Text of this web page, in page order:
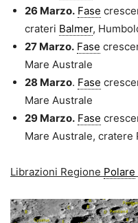
26 Marzo. Fase
crateri Balmer,
27 Marzo. Fase
Mare Australe
28 Marzo. Fase
Mare Australe
29 Marzo. Fase
Mare Australe, cratere
Librazioni Regione Polare